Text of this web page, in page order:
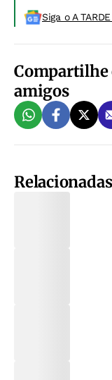
Siga o A
Compartilhe
amigos
Relacionadas